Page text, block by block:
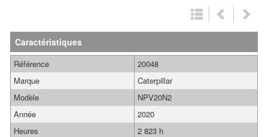
Caractéristiques
Référence
20048
Marque
Caterpillar
Modèle
NPV20N2
Année
2020
Heures
2 823 h